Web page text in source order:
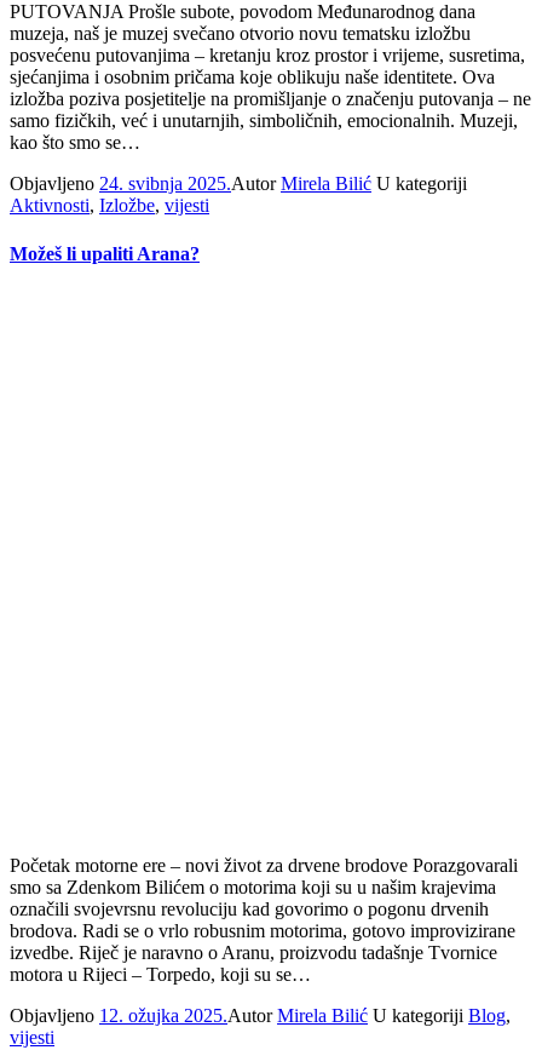
PUTOVANJA Prošle subote, povodom Međunarodnog dana
muzeja, naš je muzej svečano otvorio novu tematsku izložbu
posvećenu putovanjima – kretanju kroz prostor i vrijeme, susretima,
sjećanjima i osobnim pričama koje oblikuju naše identitete. Ova
izložba poziva posjetitelje na promišljanje o značenju putovanja – ne
samo fizičkih, već i unutarnjih, simboličnih, emocionalnih. Muzeji,
kao što smo se…
Objavljeno 24. svibnja 2025.AutorMirela Bilić U kategoriji
Aktivnosti, Izložbe, vijesti
Možeš li upaliti Arana?
Početak motorne ere – novi život za drvene brodove Porazgovarali
smo sa Zdenkom Bilićem o motorima koji su u našim krajevima
označili svojevrsnu revoluciju kad govorimo o pogonu drvenih
brodova. Radi se o vrlo robusnim motorima, gotovo improvizirane
izvedbe. Riječ je naravno o Aranu, proizvodu tadašnje Tvornice
motora u Rijeci – Torpedo, koji su se…
Objavljeno 12. ožujka 2025.AutorMirela Bilić U kategoriji Blog,
vijesti